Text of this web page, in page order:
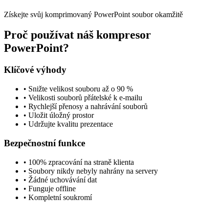
Získejte svůj komprimovaný PowerPoint soubor okamžitě
Proč používat náš kompresor
PowerPoint?
Klíčové výhody
• Snižte velikost souboru až o 90 %
• Velikosti souborů přátelské k e-mailu
• Rychlejší přenosy a nahrávání souborů
• Uložit úložný prostor
• Udržujte kvalitu prezentace
Bezpečnostní funkce
• 100% zpracování na straně klienta
• Soubory nikdy nebyly nahrány na servery
• Žádné uchovávání dat
• Funguje offline
• Kompletní soukromí